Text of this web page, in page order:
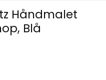
Håndmalet
Blå